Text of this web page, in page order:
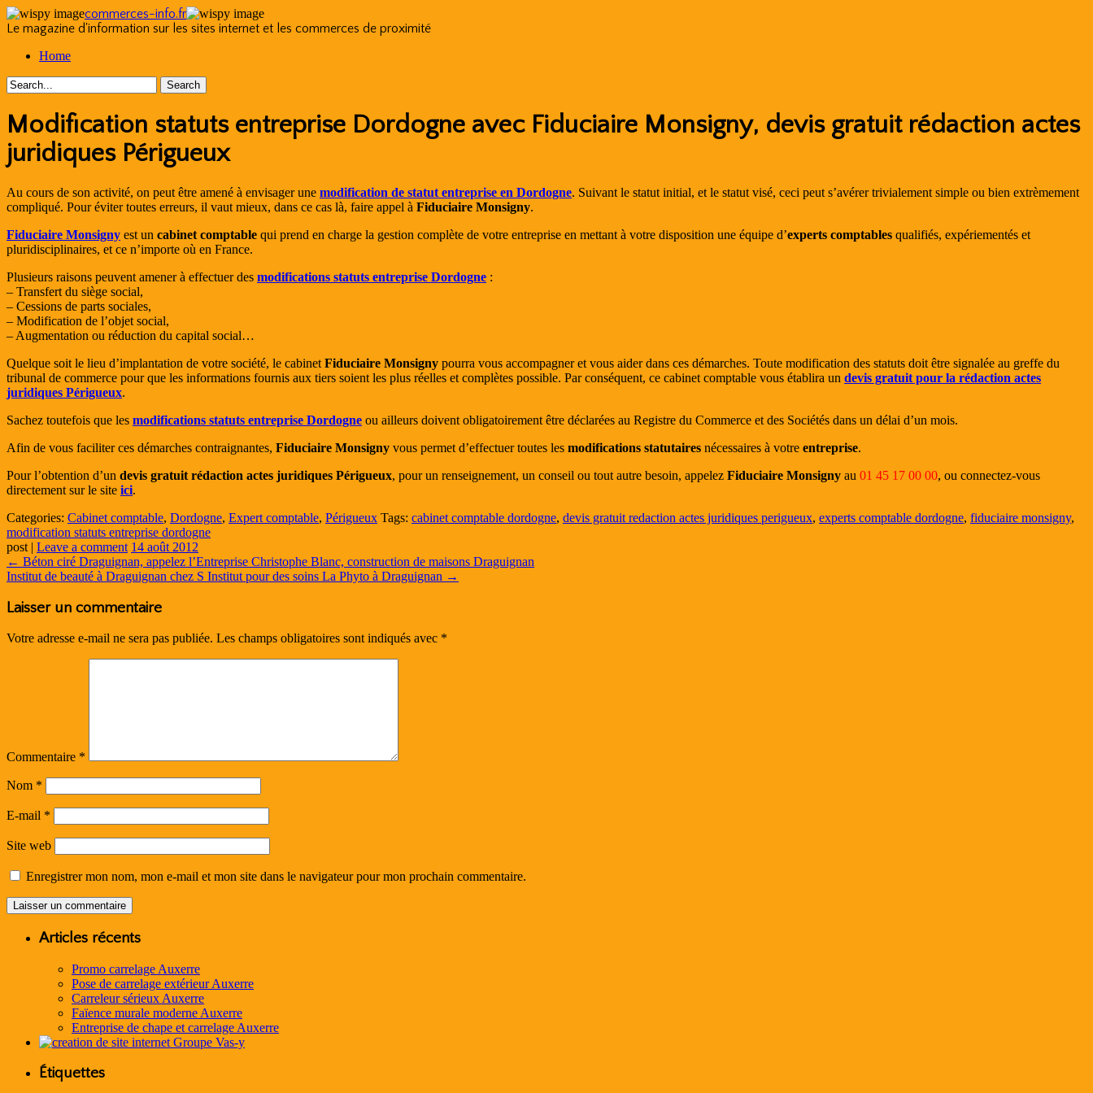
commerces-info.fr
Le magazine d'information sur les sites internet et les commerces de proximité
Skip
content
Home
Modification statuts entreprise Dordogne avec Fiduciaire Monsigny, devis gratuit rédaction actes
juridiques Périgueux
Au cours de son activité, on peut être amené à envisager une modification de statut entreprise en Dordogne. Suivant le statut initial, et le statut visé, ceci peut s’avérer trivialement simple ou bien extrèmement
compliqué. Pour éviter toutes erreurs, il vaut mieux, dans ce cas là, faire appel à Fiduciaire Monsigny.
Fiduciaire Monsigny est un cabinet comptable qui prend en charge la gestion complète de votre entreprise en mettant à votre disposition une équipe d’experts comptables qualifiés, expériementés et
pluridisciplinaires, et ce n’importe où en France.
Plusieurs raisons peuvent amener à effectuer des modifications statuts entreprise Dordogne :
– Transfert du siège social,
– Cessions de parts sociales,
– Modification de l’objet social,
– Augmentation ou réduction du capital social…
Quelque soit le lieu d’implantation de votre société, le cabinet Fiduciaire Monsigny pourra vous accompagner et vous aider dans ces démarches. Toute modification des statuts doit être signalée au greffe du
tribunal de commerce pour que les informations fournis aux tiers soient les plus réelles et complètes possible. Par conséquent, ce cabinet comptable vous établira un devis gratuit pour la rédaction actes
juridiques Périgueux.
Sachez toutefois que les modifications statuts entreprise Dordogne ou ailleurs doivent obligatoirement être déclarées au Registre du Commerce et des Sociétés dans un délai d’un mois.
Afin de vous faciliter ces démarches contraignantes, Fiduciaire Monsigny vous permet d’effectuer toutes les modifications statutaires nécessaires à votre entreprise.
Pour l’obtention d’un devis gratuit rédaction actes juridiques Périgueux, pour un renseignement, un conseil ou tout autre besoin, appelez Fiduciaire Monsigny au 01 45 17 00 00, ou connectez-vous
directement sur le site ici.
Categories: Cabinet comptable, Dordogne, Expert comptable, Périgueux Tags: cabinet comptable dordogne, devis gratuit redaction actes juridiques perigueux, experts comptable dordogne, fiduciaire monsigny,
modification statuts entreprise dordogne
post | Leave a comment 14 août 2012
← Béton ciré Draguignan, appelez l’Entreprise Christophe Blanc, construction de maisons Draguignan
Institut de beauté à Draguignan chez S Institut pour des soins La Phyto à Draguignan →
Laisser un commentaire
Votre adresse e-mail ne sera pas publiée. Les champs obligatoires sont indiqués avec *
Commentaire *
Nom *
E-mail *
Site web
Enregistrer mon nom, mon e-mail et mon site dans le navigateur pour mon prochain commentaire.
Articles récents
Promo carrelage Auxerre
Pose de carrelage extérieur Auxerre
Carreleur sérieux Auxerre
Faïence murale moderne Auxerre
Entreprise de chape et carrelage Auxerre
Étiquettes